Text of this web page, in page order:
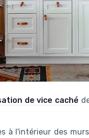
de vice caché
à l'intérieur des